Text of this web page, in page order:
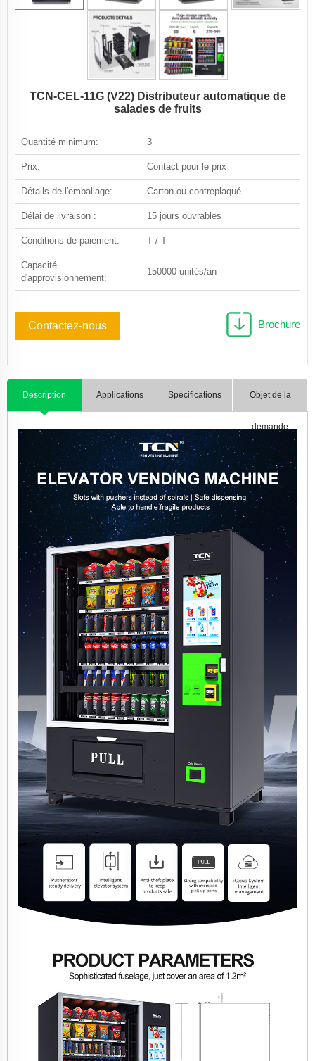
TCN-CEL-11G (V22) Distributeur automatique de
salades de fruits
Quantité minimum: 3
Prix: Contact pour le prix
Détails de l'emballage: Carton ou contreplaqué
Délai de livraison : 15 jours ouvrables
Conditions de paiement: T / T
Capacité
d'approvisionnement:
150000 unités/an
Contactez-nous Brochure
Description Applications Spécifications Objet de la
demande